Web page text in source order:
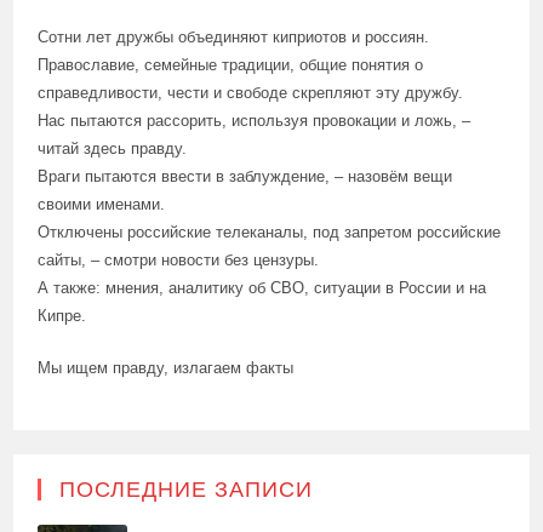
Сотни лет дружбы объединяют киприотов и россиян.
Православие, семейные традиции, общие понятия о
справедливости, чести и свободе скрепляют эту дружбу.
Нас пытаются рассорить, используя провокации и ложь, –
читай здесь правду.
Враги пытаются ввести в заблуждение, – назовём вещи
своими именами.
Отключены российские телеканалы, под запретом российские
сайты, – смотри новости без цензуры.
А также: мнения, аналитику об СВО, ситуации в России и на
Кипре.
Мы ищем правду, излагаем факты
ПОСЛЕДНИЕ ЗАПИСИ